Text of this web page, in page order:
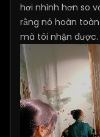
hơi nhỉnh hơn so
rằng nó hoàn
mà tôi nhận được.